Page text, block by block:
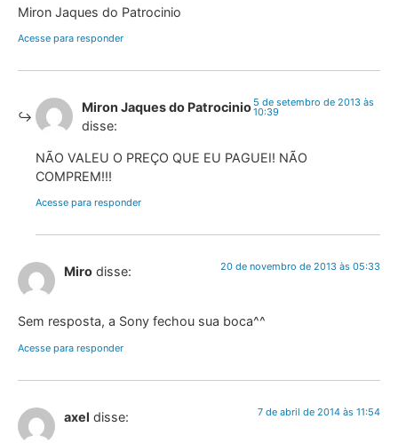
Miron Jaques do Patrocinio
Acesse para responder
Miron Jaques do Patrocinio
disse:
5 de setembro de 2013 às
10:39
NÃO VALEU O PREÇO QUE EU PAGUEI! NÃO
COMPREM!!!
Acesse para responder
Miro disse: 20 de novembro de 2013 às 05:33
Sem resposta, a Sony fechou sua boca^^
Acesse para responder
axel disse: 7 de abril de 2014 às 11:54